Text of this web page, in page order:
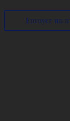
Envoyer un